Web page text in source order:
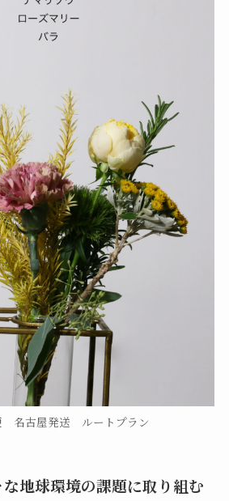
名古屋発送 ルートプラン
地球環境の課題に取り組む